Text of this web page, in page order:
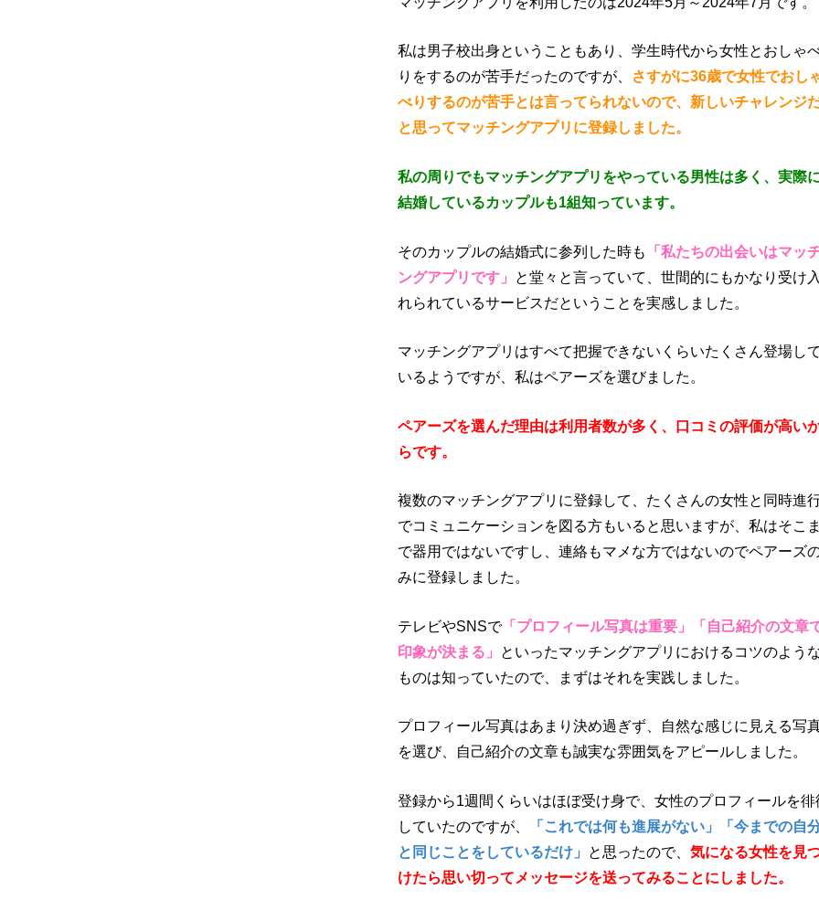
私は男子校出身ということもあり、学生時代から女性とおしゃ
りをするのが苦手だったのですが、
さすがに36歳で女性でおし
べりするのが苦手とは言ってられないので、新しいチャレンジ
と思ってマッチングアプリに登録しました。
私の周りでもマッチングアプリをやっている男性は多く、実際
結婚しているカップルも1組知っています。
そのカップルの結婚式に参列した時も
「私たちの出会いはマッ
ングアプリです」
と堂々と言っていて、世間的にもかなり受け入
れられているサービスだということを実感しました。
マッチングアプリはすべて把握できないくらいたくさん登場して
いるようですが、私はペアーズを選びました。
ペアーズを選んだ理由は利用者数が多く、口コミの評価が高い
らです。
複数のマッチングアプリに登録して、たくさんの女性と同時進
でコミュニケーションを図る方もいると思いますが、私はそこま
で器用ではないですし、連絡もマメな方ではないのでペアーズ
みに登録しました。
テレビやSNSで「プロフィール写真は重要」「自己紹介の文章
印象が決まる」
といったマッチングアプリにおけるコツのよう
ものは知っていたので、まずはそれを実践しました。
プロフィール写真はあまり決め過ぎず、自然な感じに見える写
を選び、自己紹介の文章も誠実な雰囲気をアピールしました。
登録から1週間くらいはほぼ受け身で、女性のプロフィールを徘
していたのですが、
「これでは何も進展がない」「今までの自
と同じことをしているだけ」
と思ったので、 気になる女性を見
けたら思い切ってメッセージを送ってみることにしました。